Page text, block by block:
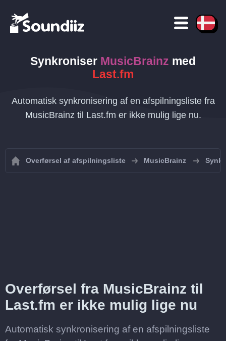
Synkroniser MusicBrainz med
Last.fm
Automatisk synkronisering af en afspilningsliste fra
MusicBrainz til Last.fm er ikke mulig lige nu.
Overførsel af afspilningsliste MusicBrainz
Overførsel fra MusicBrainz til
Last.fm er ikke mulig lige nu
Automatisk synkronisering af en afspilningsliste